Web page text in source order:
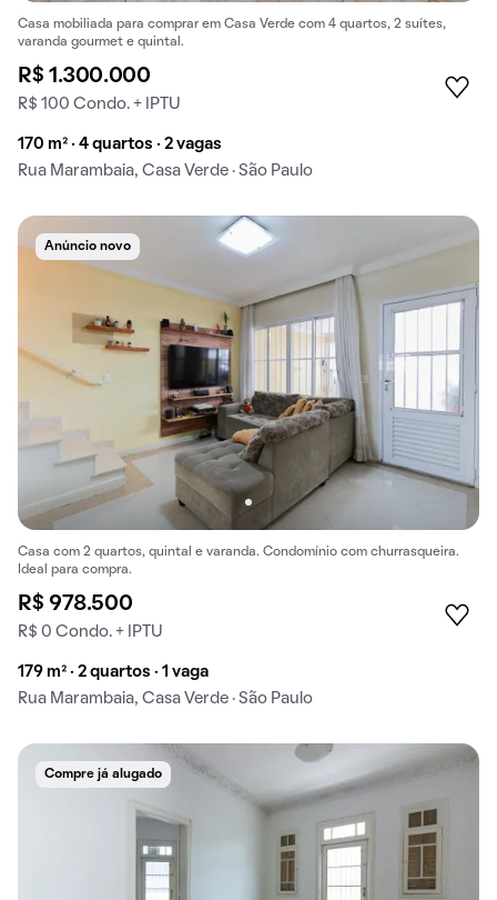
Casa mobiliada para comprar em Casa Verde com 4 quartos, 2 suítes,
varanda gourmet e quintal.
R$ 1.300.000
R$ 100 Condo. + IPTU
170 m² · 4 quartos · 2 vagas
Rua Marambaia, Casa Verde · São Paulo
Anúncio novo
Casa com 2 quartos, quintal e varanda. Condomínio com churrasqueira.
Ideal para compra.
R$ 978.500
R$ 0 Condo. + IPTU
179 m² · 2 quartos · 1 vaga
Rua Marambaia, Casa Verde · São Paulo
Compre já alugado